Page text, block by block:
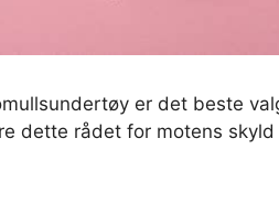
er det beste
dette rådet for motens